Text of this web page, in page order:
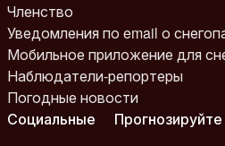
Членство
Уведомления по email о
Мобильное приложение для
Наблюдатели-репортеры
Погодные новости
Социальные